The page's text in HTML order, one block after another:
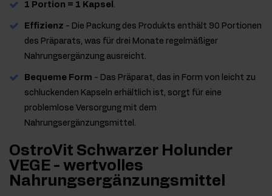
1 Portion = 1 Kapsel .
Effizienz - Die Packung des Produkts enthält 90 Portionen
des Präparats, was für drei Monate regelmäßiger
Nahrungsergänzung ausreicht.
Bequeme Form - Das Präparat, das in Form von leicht zu
schluckenden Kapseln erhältlich ist, sorgt für eine
problemlose Versorgung mit dem
Nahrungsergänzungsmittel.
OstroVit Schwarzer Holunder
VEGE - wertvolles
Nahrungsergänzungsmittel